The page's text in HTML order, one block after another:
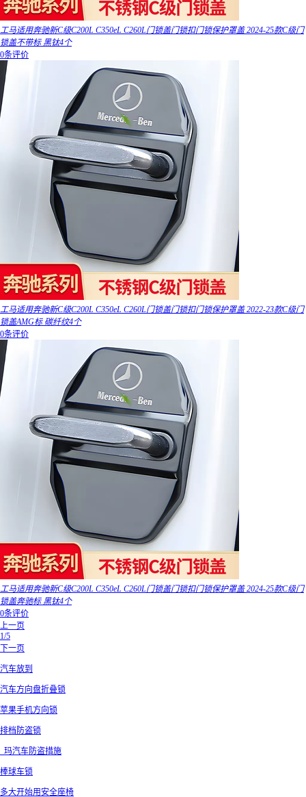
工马适用奔驰新C级C200L C350eL C260L门锁盖门锁扣门锁保护罩盖 2024-25款C级门
锁盖不带标 黑钛4个
0条评价
工马适用奔驰新C级C200L C350eL C260L门锁盖门锁扣门锁保护罩盖 2022-23款C级门
锁盖AMG标 碳纤纹4个
0条评价
工马适用奔驰新C级C200L C350eL C260L门锁盖门锁扣门锁保护罩盖 2024-25款C级门
锁盖奔驰标 黑钛4个
0条评价
上一页
1/5
下一页
汽车放到
汽车方向盘折叠锁
苹果手机方向锁
排档防盗锁
_玛汽车防盗措施
棒球车锁
多大开始用安全座椅